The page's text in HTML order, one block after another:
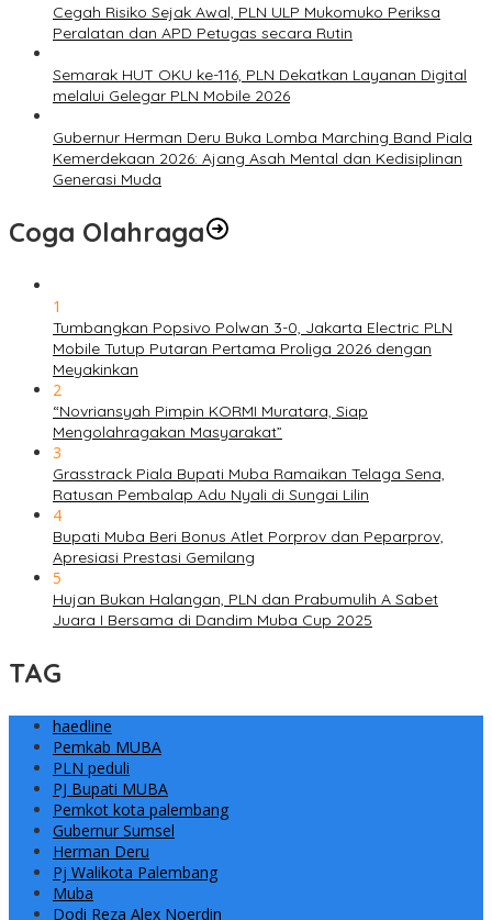
Cegah Risiko Sejak Awal, PLN ULP Mukomuko Periksa
Peralatan dan APD Petugas secara Rutin
Semarak HUT OKU ke-116, PLN Dekatkan Layanan Digital
melalui Gelegar PLN Mobile 2026
Gubernur Herman Deru Buka Lomba Marching Band Piala
Kemerdekaan 2026: Ajang Asah Mental dan Kedisiplinan
Generasi Muda
Coga Olahraga
1
Tumbangkan Popsivo Polwan 3-0, Jakarta Electric PLN
Mobile Tutup Putaran Pertama Proliga 2026 dengan
Meyakinkan
2
“Novriansyah Pimpin KORMI Muratara, Siap
Mengolahragakan Masyarakat”
3
Grasstrack Piala Bupati Muba Ramaikan Telaga Sena,
Ratusan Pembalap Adu Nyali di Sungai Lilin
4
Bupati Muba Beri Bonus Atlet Porprov dan Peparprov,
Apresiasi Prestasi Gemilang
5
Hujan Bukan Halangan, PLN dan Prabumulih A Sabet
Juara I Bersama di Dandim Muba Cup 2025
TAG
haedline
Pemkab MUBA
PLN peduli
PJ Bupati MUBA
Pemkot kota palembang
Gubernur Sumsel
Herman Deru
Pj Walikota Palembang
Muba
Dodi Reza Alex Noerdin